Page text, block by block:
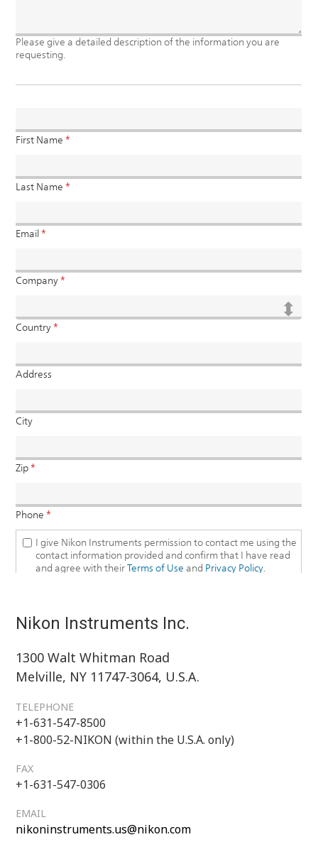
Nikon Instruments Inc.
1300 Walt Whitman Road
Melville, NY 11747-3064, U.S.A.
TELEPHONE
+1-631-547-8500
+1-800-52-NIKON (within the U.S.A. only)
FAX
+1-631-547-0306
EMAIL
nikoninstruments.us@nikon.com